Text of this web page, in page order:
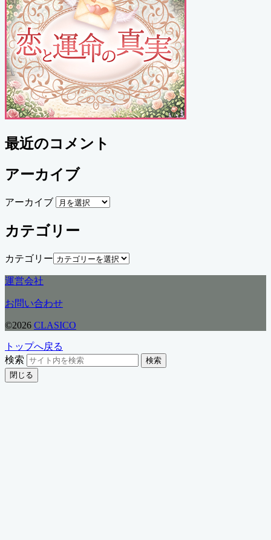
最近のコメント
アーカイブ
アーカイブ
カテゴリー
カテゴリー
運営会社
お問い合わせ
©2026 CLASICO
トップへ戻る
検索
検索
閉じる